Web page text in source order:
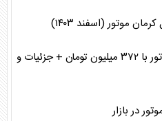
موتور (اسفند ۱۴۰۳)
آغاز فروش جک جی۴ کرمان موتور با ۳۷۲ میلیون تومان + جزئیات و
در بازار